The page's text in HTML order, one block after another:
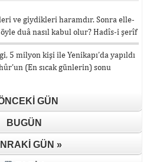
ve giydikleri haramdır. Sonra elle-
duâ nasıl kabul olur? Hadîs-i şerîf
5 milyon kişi ile Yenikapı’da yapıldı
(En sıcak günlerin) sonu
GÜN
BUGÜN
GÜN »